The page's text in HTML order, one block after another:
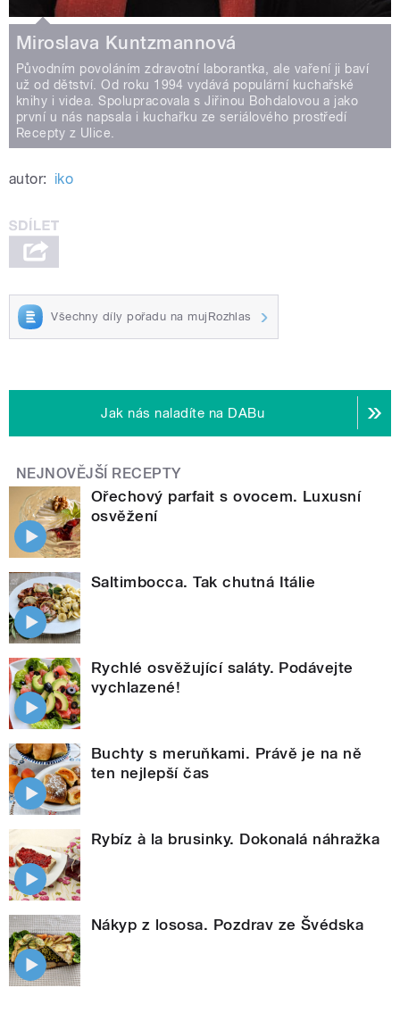
Miroslava Kuntzmannová
Původním povoláním zdravotní laborantka, ale vaření ji baví
už od dětství. Od roku 1994 vydává populární kuchařské
knihy i videa. Spolupracovala s Jiřinou Bohdalovou a jako
první u nás napsala i kuchařku ze seriálového prostředí
Recepty z Ulice.
autor: iko
Všechny díly pořadu na mujRozhlas
Jak nás naladíte na DABu
NEJNOVĚJŠÍ RECEPTY
Ořechový parfait s ovocem. Luxusní
osvěžení
Saltimbocca. Tak chutná Itálie
Rychlé osvěžující saláty. Podávejte
vychlazené!
Buchty s meruňkami. Právě je na ně
ten nejlepší čas
Rybíz à la brusinky. Dokonalá náhražka
Nákyp z lososa. Pozdrav ze Švédska